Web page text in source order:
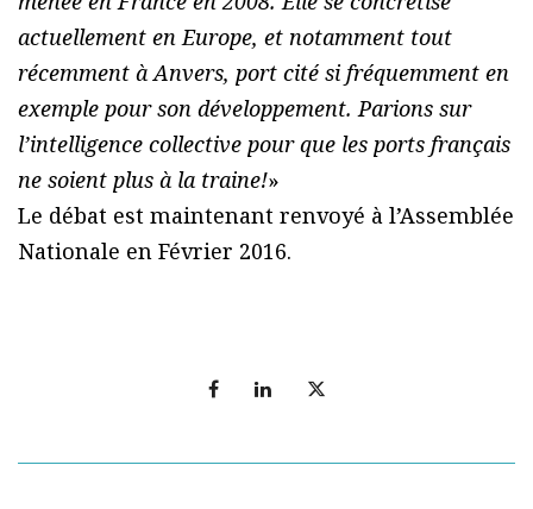
actuellement en Europe, et notamment tout
récemment à Anvers, port cité si fréquemment en
exemple pour son développement. Parions sur
l’intelligence collective pour que les ports français
ne soient plus à la traine!»
Le débat est maintenant renvoyé à l’Assemblée
Nationale en Février 2016.